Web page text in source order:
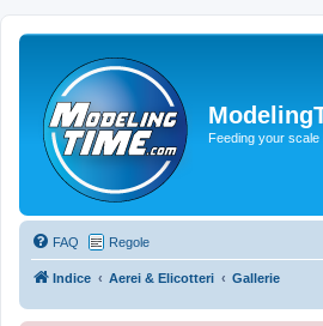
Feeding your scale
FAQ Regole
Indice Aerei & Elicotteri Gallerie